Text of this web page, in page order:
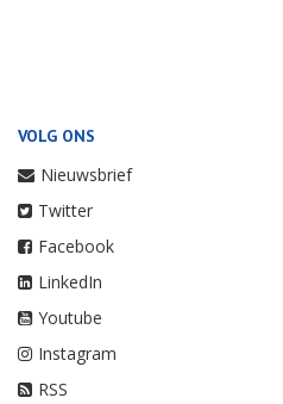
VOLG ONS
Nieuwsbrief
Twitter
Facebook
LinkedIn
Youtube
Instagram
RSS